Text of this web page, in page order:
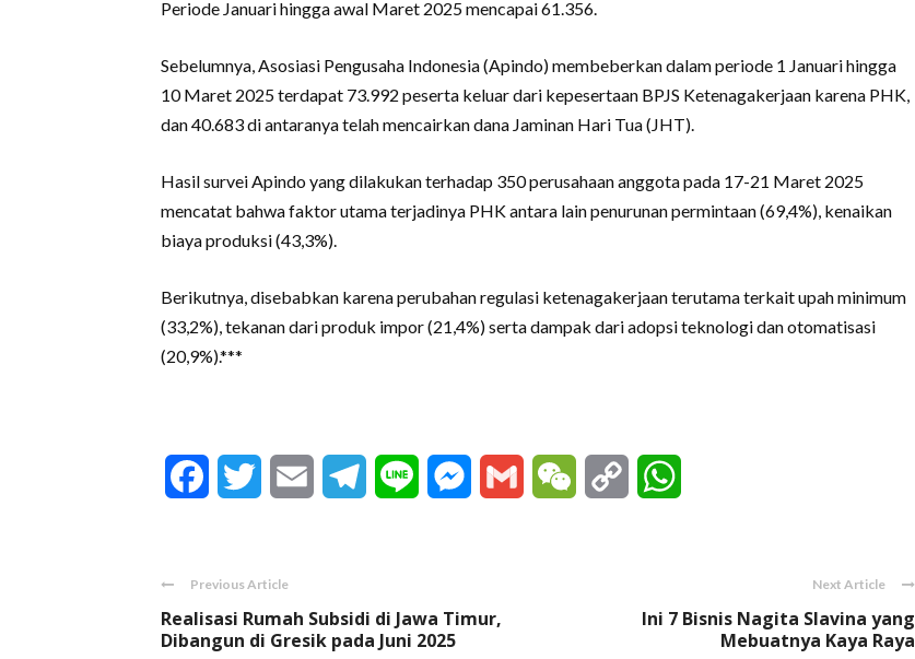
Periode Januari hingga awal Maret 2025 mencapai 61.356.
Sebelumnya, Asosiasi Pengusaha Indonesia (Apindo) membeberkan dalam periode 1 Januari hingga
10 Maret 2025 terdapat 73.992 peserta keluar dari kepesertaan BPJS Ketenagakerjaan karena PHK,
dan 40.683 di antaranya telah mencairkan dana Jaminan Hari Tua (JHT).
Hasil survei Apindo yang dilakukan terhadap 350 perusahaan anggota pada 17-21 Maret 2025
mencatat bahwa faktor utama terjadinya PHK antara lain penurunan permintaan (69,4%), kenaikan
biaya produksi (43,3%).
Berikutnya, disebabkan karena perubahan regulasi ketenagakerjaan terutama terkait upah minimum
(33,2%), tekanan dari produk impor (21,4%) serta dampak dari adopsi teknologi dan otomatisasi
(20,9%).***
FacebookTwitter Email Telegram
Line Messenger
Gmail WeChat Copy
Previous Article
Realisasi Rumah Subsidi di Jawa Timur,
Dibangun di Gresik pada Juni 2025
Next Article
Ini 7 Bisnis Nagita Slavina yang
Mebuatnya Kaya Raya